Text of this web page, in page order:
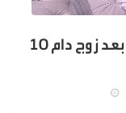
الاعلامية ريهام سعيد تعلن انفصالها بعد زوج دام 10